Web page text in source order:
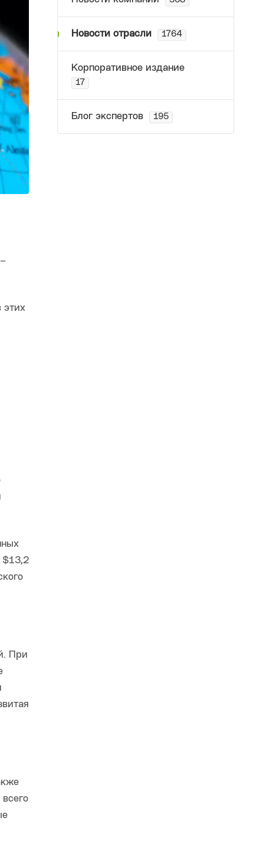
этих
$13,2
При
Новости отрасли 1764
Корпоративное издание
17
Блог экспертов 195